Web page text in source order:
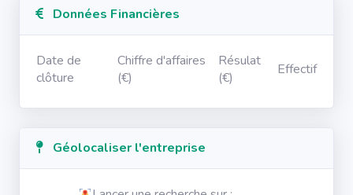
Données Financières
Date de
clôture
Chiffre d'affaires
(€)
Résulat
(€)
Effectif
Géolocaliser l'entreprise